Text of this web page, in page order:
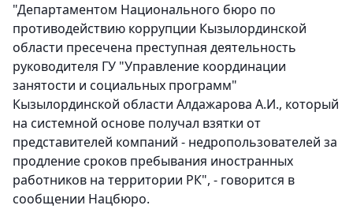
"Департаментом Национального бюро по
противодействию коррупции Кызылординской
области пресечена преступная деятельность
руководителя ГУ "Управление координации
занятости и социальных программ"
Кызылординской области Алдажарова А.И., который
на системной основе получал взятки от
представителей компаний - недропользователей за
продление сроков пребывания иностранных
работников на территории РК", - говорится в
сообщении Нацбюро.